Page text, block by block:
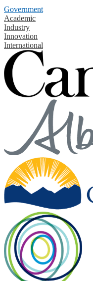
Government
Academic
Industry
Innovation
International